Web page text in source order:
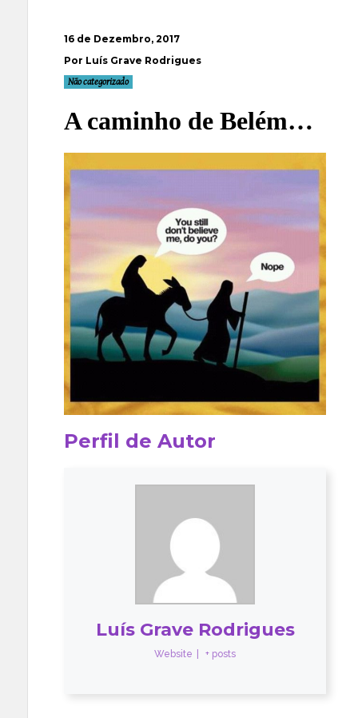
16 de Dezembro, 2017
Por Luís Grave Rodrigues
Não categorizado
A caminho de Belém…
Perfil de Autor
Luís Grave Rodrigues
Website + posts